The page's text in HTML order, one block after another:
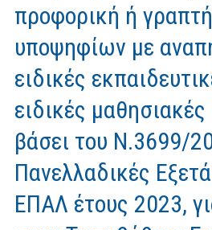
προφορική ή
υποψηφίων με
ειδικές
ειδικές
βάσει του Ν.3699/
Πανελλαδικές
ΕΠΑΛ έτους 2023,